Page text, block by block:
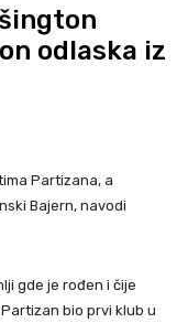
odlaska iz
Partizana, a
Bajern, navodi
gde je rođen i čije
bio prvi klub u